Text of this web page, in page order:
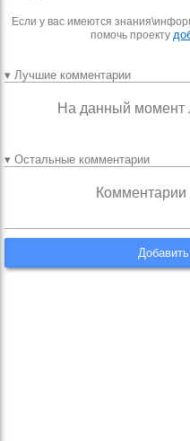
Если у вас имеются
помочь проекту
▾ Лучшие комментарии
На данный момент
▾ Остальные комментарии
Комментарии